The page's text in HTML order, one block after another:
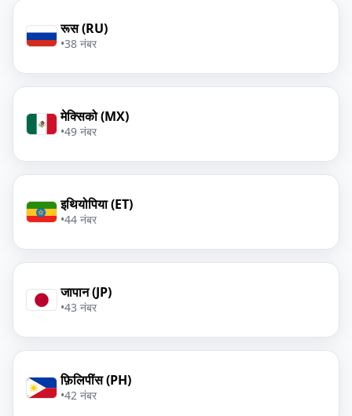
रूस (RU)
•38 नंबर
मेक्सिको (MX)
•49 नंबर
इथियोपिया (ET)
•44 नंबर
जापान (JP)
•43 नंबर
फ़िलिपींस (PH)
•42 नंबर